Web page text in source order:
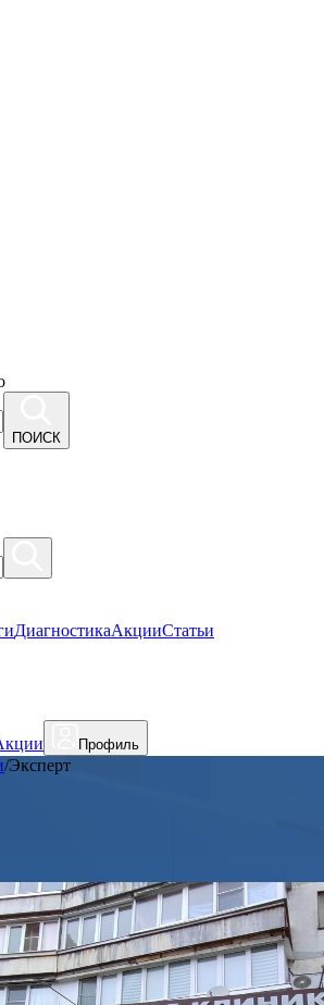
ПОИСК
ДиагностикаАкцииСтатьи
Профиль
/Эксперт